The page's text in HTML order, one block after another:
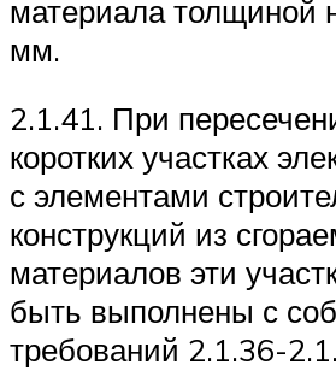
материала толщиной
мм.
2.1.41. При
коротких участках
с элементами
конструкций из
материалов эти
быть выполнены с
требований 2.1.36-